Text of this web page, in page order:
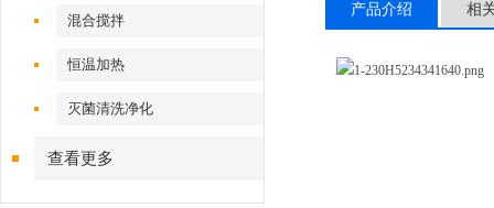
混合搅拌
恒温加热
灭菌清洗净化
查看更多
产品介绍 相